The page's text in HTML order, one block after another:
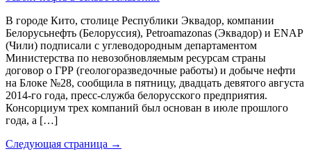
В городе Кито, столице Республики Эквадор, компании
Белорусьнефть (Белоруссия), Petroamazonas (Эквадор) и ENAP
(Чили) подписали с углеводородным департаментом
Министерства по невозобновляемым ресурсам страны
договор о ГРР (геологоразведочные работы) и добыче нефти
на Блоке №28, сообщила в пятницу, двадцать девятого августа
2014-го года, пресс-служба белорусского предприятия.
Консорциум трех компаний был основан в июле прошлого
года, а […]
Следующая страница →